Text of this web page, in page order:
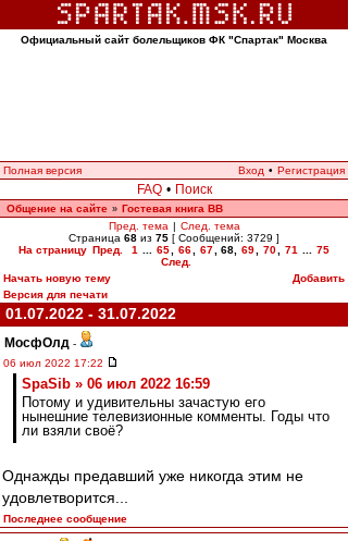
Официальный сайт болельщиков ФК "Спартак" Москва
Полная версия Вход • Регистрация
FAQ • Поиск
Общение на сайте » Гостевая книга ВВ
Пред. тема | След. тема
Страница 68 из 75 [ Сообщений: 3729 ]
На страницу Пред. 1 65 66 67 68 69 70 71
75
След.
Начать новую тему
Добавить
Версия для печати
01.07.2022 - 31.07.2022
МосфОлд -
06 июл 2022 17:22
SpaSib » 06 июл 2022 16:59
Потому и удивительны зачастую его
нынешние телевизионные комменты. Годы что
ли взяли своё?
Однажды предавший уже никогда этим не
удовлетворится...
Последнее сообщение